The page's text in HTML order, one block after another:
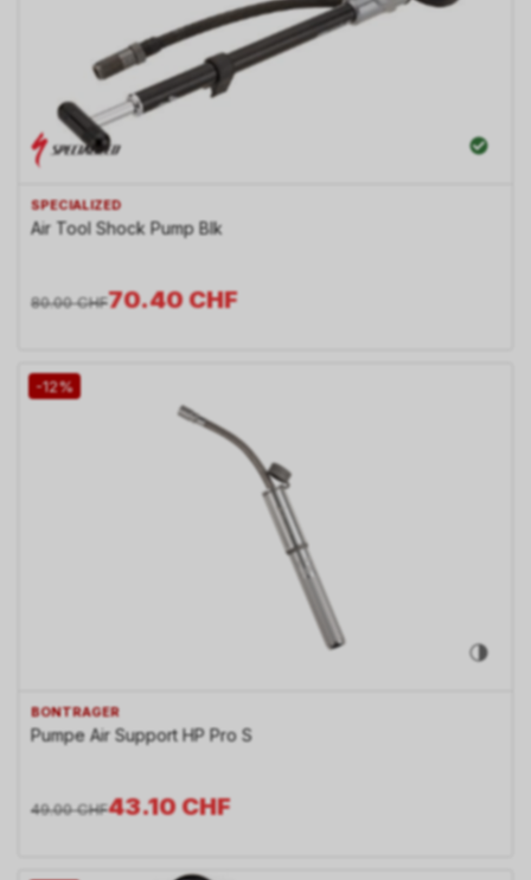
SPECIALIZED
Air Tool Shock Pump Blk
70.40CHF
80.00 CHF
-12%
BONTRAGER
Pumpe Air Support HP Pro S
43.10CHF
49.00 CHF